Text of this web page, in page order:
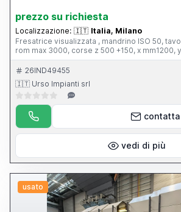
prezzo su richiesta
Localizzazione: 🇮🇹 Italia, Milano
Fresatrice visualizzata , mandrino ISO 50,
rom max 3000, corse z 500 +150, x mm1200,
26IND49455
🇮🇹 Urso Impianti srl
contatta
vedi di più
usato